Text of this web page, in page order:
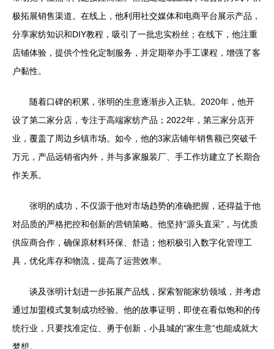
极拓展销售渠道。在线上，他利用社交媒体和电商平台展示产品，
分享家纺知识和DIY教程，吸引了一批忠实粉丝；在线下，他注重
店铺体验，提供个性化定制服务，并定期举办手工课程，增强了客
户黏性。
随着口碑的积累，张明的生意逐渐步入正轨。2020年，他开
设了第二家分店，专注于高端家纺产品；2022年，第三家分店开
业，覆盖了周边乡镇市场。如今，他的3家店铺年销售额已突破千
万元，产品远销省内外，并与多家服装厂、手工作坊建立了长期合
作关系。
张明的成功，不仅源于他对市场趋势的准确把握，还得益于他
对品质的严格把控和创新的营销策略。他坚持“源头直采”，与优质
供应商合作，确保原材料环保、舒适；他积极引入数字化管理工
具，优化库存和物流，提高了运营效率。
谈及张明计划进一步拓展产品线，探索智能家纺领域，并考虑
通过加盟模式复制成功经验。他的故事证明，即使在看似饱和的传
统行业，只要找准定位、勇于创新，小县城的“家生意”也能成就大
梦想。